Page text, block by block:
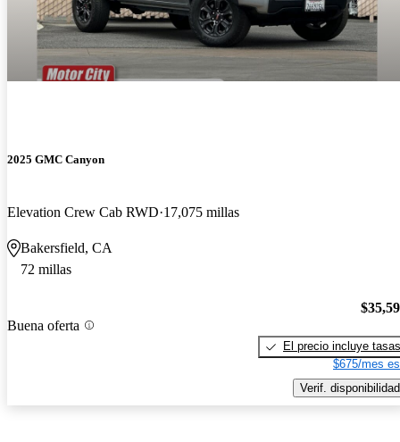
2025 GMC Canyon
Elevation Crew Cab RWD 17,075 millas
Bakersfield, CA
72 millas
Buena oferta
El precio incluye tasas
$675/mes
Verif. disponibilidad